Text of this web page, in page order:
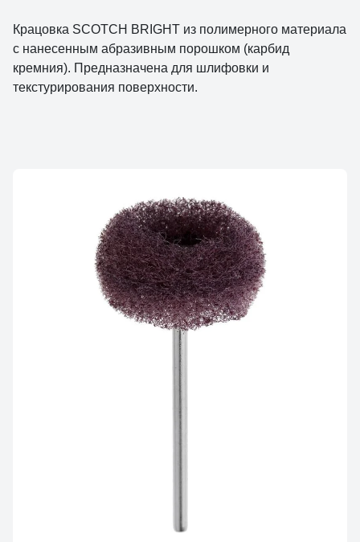
Крацовка SCOTCH BRIGHТ из полимерного материала
с нанесенным абразивным порошком (карбид
кремния). Предназначена для шлифовки и
текстурирования поверхности.